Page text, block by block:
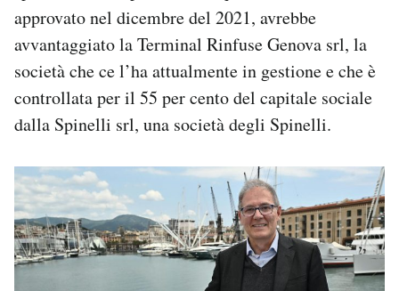
approvato nel dicembre del 2021, avrebbe
avvantaggiato la Terminal Rinfuse Genova srl, la
società che ce l’ha attualmente in gestione e che è
controllata per il 55 per cento del capitale sociale
dalla Spinelli srl, una società degli Spinelli.